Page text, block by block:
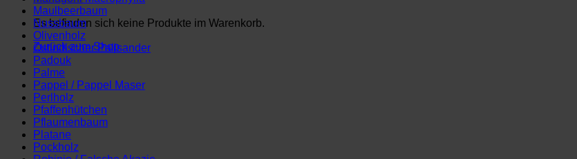
Es befinden sich keine Produkte im Warenkorb.
Zurück zum Shop
Maulbeerbaum
Nussbaum
Olivenholz
Ostindischer Palisander
Padouk
Palme
Pappel / Pappel Maser
Perlholz
Pfaffenhütchen
Pflaumenbaum
Platane
Pockholz